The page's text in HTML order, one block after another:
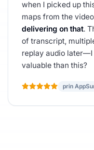
when I picked up
maps from the
delivering on that.
of transcript,
replay audio later—I
valuable than this?
prin